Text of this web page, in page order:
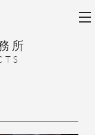
所